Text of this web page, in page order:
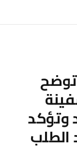
وتؤكد
الطلب